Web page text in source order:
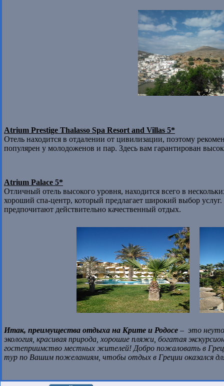
Atrium Prestige Thalasso Spa Resort and Villas 5*
Отель находится в отдалении от цивилизации, поэтому
популярен у молодоженов и пар. Здесь вам гарантирован
Atrium Palace 5*
Отличный отель высокого уровня, находится всего в
хороший спа-центр, который предлагает широкий выбор
предпочитают действительно качественный отдых.
Итак, преимущества отдыха на Крите и Родосе – это
экология, красивая природа, хорошие пляжи, богатая
гостеприимство местных жителей! Добро пожаловать в
тур по Вашим пожеланиям, чтобы отдых в Греции оказался